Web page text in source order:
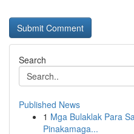
Search
Published News
1 Mga Bulaklak Para
Pinakamaga...